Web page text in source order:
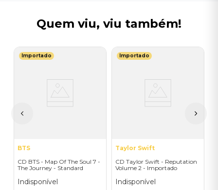
Quem viu, viu também!
Importado
BTS
CD BTS - Map Of The Soul 7 -
The Journey - Standard
Indisponível
Importado
Taylor Swift
CD Taylor Swift - Reputation
Volume 2 - Importado
Indisponível